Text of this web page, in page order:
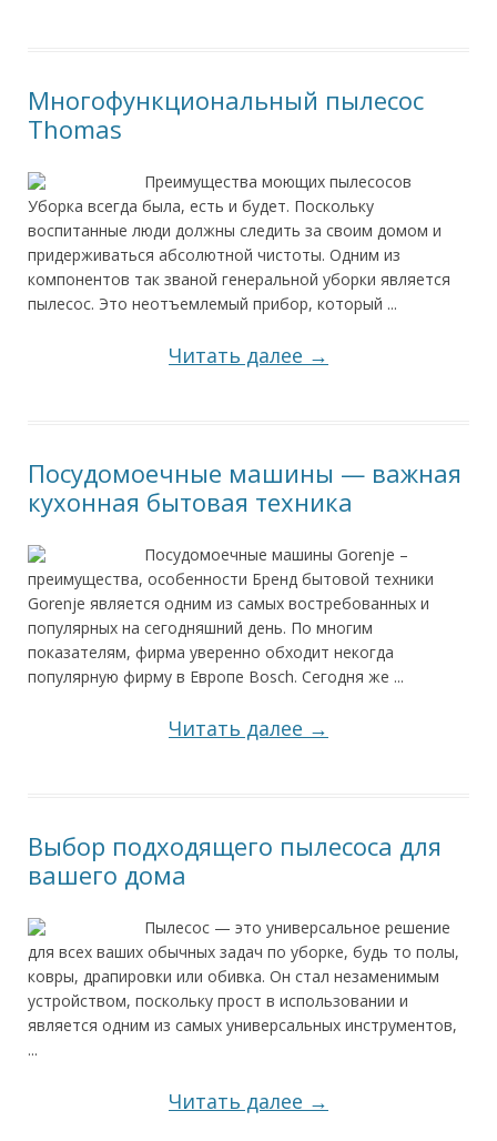
Многофункциональный пылесос
Thomas
Преимущества моющих пылесосов
Уборка всегда была, есть и будет. Поскольку
воспитанные люди должны следить за своим домом и
придерживаться абсолютной чистоты. Одним из
компонентов так званой генеральной уборки является
пылесос. Это неотъемлемый прибор, который ...
Читать далее →
Посудомоечные машины — важная
кухонная бытовая техника
Посудомоечные машины Gorenje –
преимущества, особенности Бренд бытовой техники
Gorenje является одним из самых востребованных и
популярных на сегодняшний день. По многим
показателям, фирма уверенно обходит некогда
популярную фирму в Европе Bosch. Сегодня же ...
Читать далее →
Выбор подходящего пылесоса для
вашего дома
Пылесос — это универсальное решение
для всех ваших обычных задач по уборке, будь то полы,
ковры, драпировки или обивка. Он стал незаменимым
устройством, поскольку прост в использовании и
является одним из самых универсальных инструментов,
...
Читать далее →